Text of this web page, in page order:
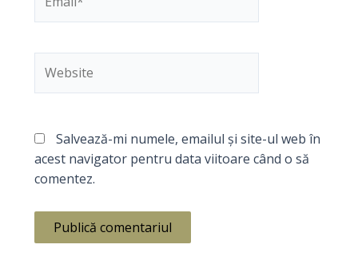
Salvează-mi numele, emailul și site-ul web în
acest navigator pentru data viitoare când o să
comentez.